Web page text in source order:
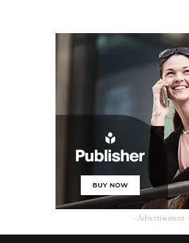
- Advertisement -